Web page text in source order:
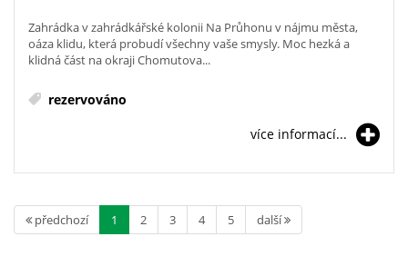
Zahrádka v zahrádkářské kolonii Na Průhonu v nájmu města,
oáza klidu, která probudí všechny vaše smysly. Moc hezká a
klidná část na okraji Chomutova...
rezervováno
více informací...
předchozí 1 2 3 4 5 další